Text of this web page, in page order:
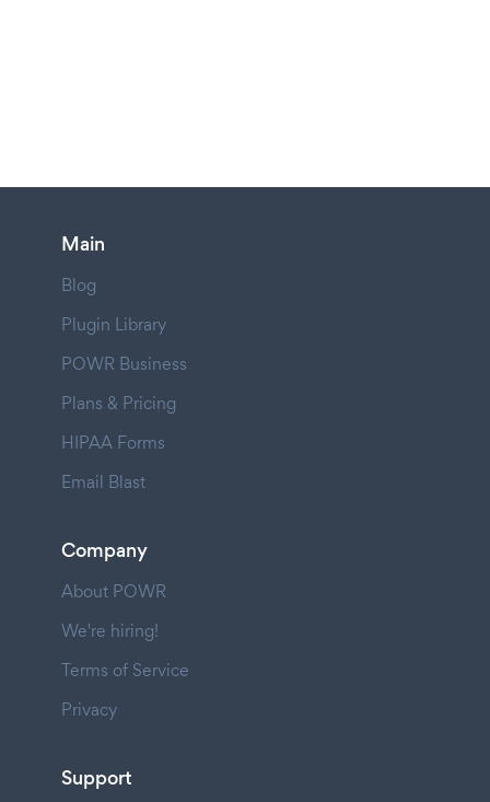
Main
Blog
Plugin Library
POWR Business
Plans & Pricing
HIPAA Forms
Email Blast
Company
About POWR
We're hiring!
Terms of Service
Privacy
Support